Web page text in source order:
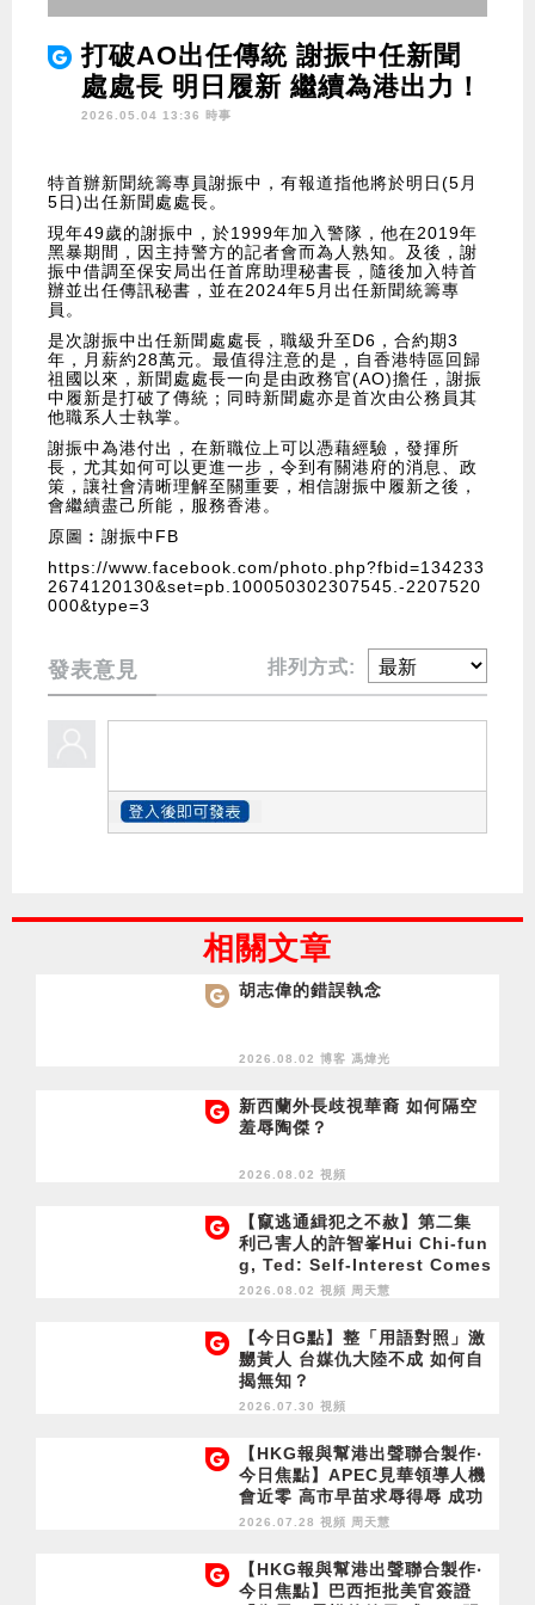
打破AO出任傳統 謝振中任新聞
處處長 明日履新 繼續為港出力！
2026.05.04 13:36 時事
特首辦新聞統籌專員謝振中，有報道指他將於明日(5月
5日)出任新聞處處長。
現年49歲的謝振中，於1999年加入警隊，他在2019年
黑暴期間，因主持警方的記者會而為人熟知。及後，謝
振中借調至保安局出任首席助理秘書長，隨後加入特首
辦並出任傳訊秘書，並在2024年5月出任新聞統籌專
員。
是次謝振中出任新聞處處長，職級升至D6，合約期3
年，月薪約28萬元。最值得注意的是，自香港特區回歸
祖國以來，新聞處處長一向是由政務官(AO)擔任，謝振
中履新是打破了傳統；同時新聞處亦是首次由公務員其
他職系人士執掌。
謝振中為港付出，在新職位上可以憑藉經驗，發揮所
長，尤其如何可以更進一步，令到有關港府的消息、政
策，讓社會清晰理解至關重要，相信謝振中履新之後，
會繼續盡己所能，服務香港。
原圖︰謝振中FB
https://www.facebook.com/photo.php?fbid=134233
2674120130&set=pb.100050302307545.-2207520
000&type=3
發表意見 排列方式:
相關文章
胡志偉的錯誤執念
2026.08.02 博客 馮煒光
新西蘭外長歧視華裔 如何隔空
羞辱陶傑？
2026.08.02 視頻
【竄逃通緝犯之不赦】第二集
利己害人的許智峯Hui Chi-fun
g, Ted: Self-Interest Comes
at Others' Expense
2026.08.02 視頻 周天慧
【今日G點】整「用語對照」激
嬲黃人 台媒仇大陸不成 如何自
揭無知？
2026.07.30 視頻
【HKG報與幫港出聲聯合製作‧
今日焦點】APEC見華領導人機
會近零 高市早苗求辱得辱 成功
留英半年 胡志偉終於乞到了
2026.07.28 視頻 周天慧
【HKG報與幫港出聲聯合製作‧
今日焦點】巴西拒批美官簽證